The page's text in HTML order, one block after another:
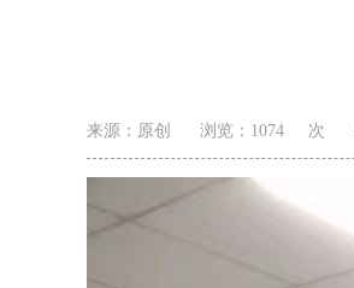
来源：原创 浏览： 1074 次